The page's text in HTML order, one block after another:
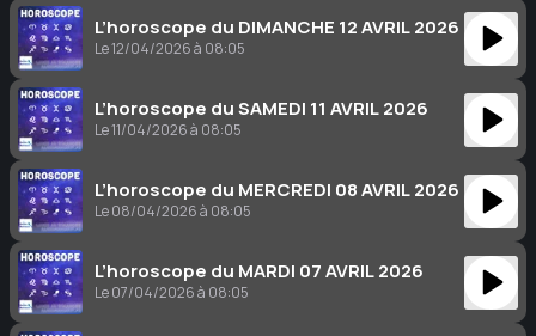
L’horoscope du DIMANCHE 12 AVRIL 2026
Le 12/04/2026 à 08:05
L’horoscope du SAMEDI 11 AVRIL 2026
Le 11/04/2026 à 08:05
L’horoscope du MERCREDI 08 AVRIL 2026
Le 08/04/2026 à 08:05
L’horoscope du MARDI 07 AVRIL 2026
Le 07/04/2026 à 08:05